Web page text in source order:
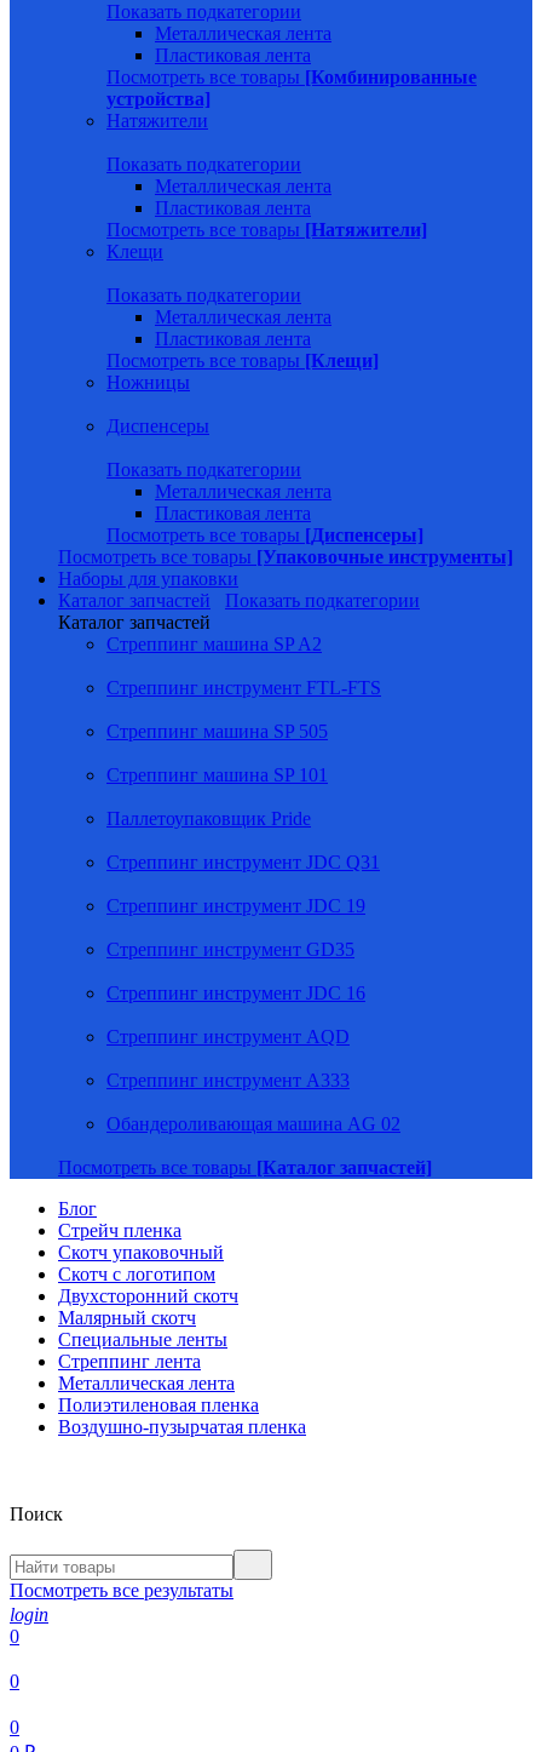
Показать подкатегории
Металлическая лента
Пластиковая лента
Посмотреть все товары [Комбинированные
устройства]
Натяжители
Показать подкатегории
Металлическая лента
Пластиковая лента
Посмотреть все товары [Натяжители]
Клещи
Показать подкатегории
Металлическая лента
Пластиковая лента
Посмотреть все товары [Клещи]
Ножницы
Диспенсеры
Показать подкатегории
Металлическая лента
Пластиковая лента
Посмотреть все товары [Диспенсеры]
Посмотреть все товары [Упаковочные инструменты]
Наборы для упаковки
Каталог запчастей
Показать подкатегории
Каталог запчастей
Стреппинг машина SP A2
Стреппинг инструмент FTL-FTS
Стреппинг машина SP 505
Стреппинг машина SP 101
Паллетоупаковщик Pride
Стреппинг инструмент JDC Q31
Стреппинг инструмент JDC 19
Стреппинг инструмент GD35
Стреппинг инструмент JDC 16
Стреппинг инструмент AQD
Стреппинг инструмент A333
Обандероливающая машина AG 02
Посмотреть все товары [Каталог запчастей]
Блог
Стрейч пленка
Скотч упаковочный
Скотч с логотипом
Двухсторонний скотч
Малярный скотч
Специальные ленты
Стреппинг лента
Металлическая лента
Полиэтиленовая пленка
Воздушно-пузырчатая пленка
Поиск
Посмотреть все результаты
login
0
0
0